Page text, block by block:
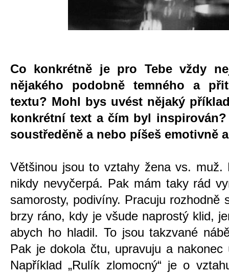
Co konkrétně je pro Tebe vždy
nějakého podobně temného a
textu? Mohl bys uvést nějaký
konkrétní text a čím byl
soustředěně a nebo píšeš emotivně
Většinou jsou to vztahy žena vs.
nikdy nevyčerpá. Pak mám taky rád
samorosty, podivíny. Pracuju rozhodně
brzy ráno, kdy je všude naprostý klid,
abych ho hladil. To jsou takzvané
Pak je dokola čtu, upravuju a
Například „Rulík zlomocný“ je o